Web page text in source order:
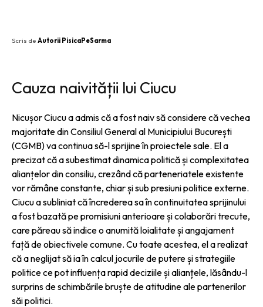
Scris de Autorii PisicaPeSarma
Cauza naivității lui Ciucu
Nicușor Ciucu a admis că a fost naiv să considere că vechea
majoritate din Consiliul General al Municipiului București
(CGMB) va continua să-l sprijine în proiectele sale. El a
precizat că a subestimat dinamica politică și complexitatea
alianțelor din consiliu, crezând că parteneriatele existente
vor rămâne constante, chiar și sub presiuni politice externe.
Ciucu a subliniat că încrederea sa în continuitatea sprijinului
a fost bazată pe promisiuni anterioare și colaborări trecute,
care păreau să indice o anumită loialitate și angajament
față de obiectivele comune. Cu toate acestea, el a realizat
că a neglijat să ia în calcul jocurile de putere și strategiile
politice ce pot influența rapid deciziile și alianțele, lăsându-l
surprins de schimbările bruște de atitudine ale partenerilor
săi politici.